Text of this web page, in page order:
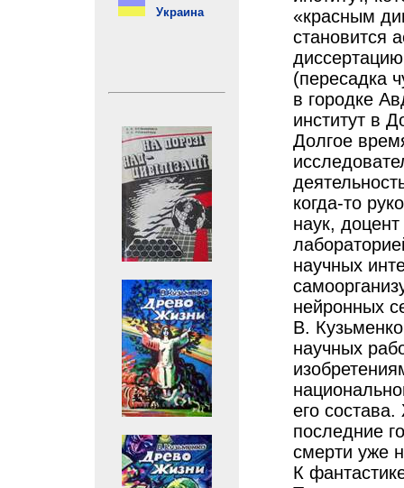
«красным
становится
(пересадка
в городке
институт в
Долгое
когда-то
наук,
научных
нейронных
В.
научных
его
последние
смерти уже
К